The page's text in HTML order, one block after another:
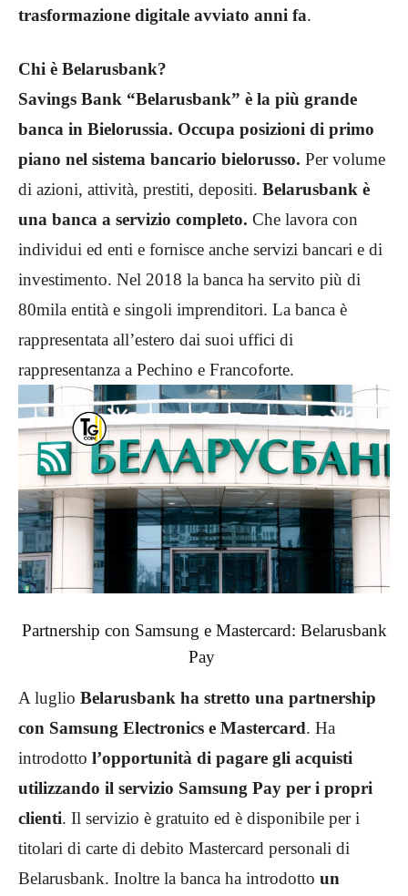
trasformazione digitale avviato anni fa.
Chi è Belarusbank?
Savings Bank “Belarusbank” è la più grande
banca in Bielorussia. Occupa posizioni di primo
piano nel sistema bancario bielorusso. Per volume
di azioni, attività, prestiti, depositi. Belarusbank è
una banca a servizio completo. Che lavora con
individui ed enti e fornisce anche servizi bancari e di
investimento. Nel 2018 la banca ha servito più di
80mila entità e singoli imprenditori. La banca è
rappresentata all’estero dai suoi uffici di
rappresentanza a Pechino e Francoforte.
Partnership con Samsung e Mastercard: Belarusbank
Pay
A luglio Belarusbank ha stretto una partnership
con Samsung Electronics e Mastercard. Ha
introdotto l’opportunità di pagare gli acquisti
utilizzando il servizio Samsung Pay per i propri
clienti. Il servizio è gratuito ed è disponibile per i
titolari di carte di debito Mastercard personali di
Belarusbank. Inoltre la banca ha introdotto un